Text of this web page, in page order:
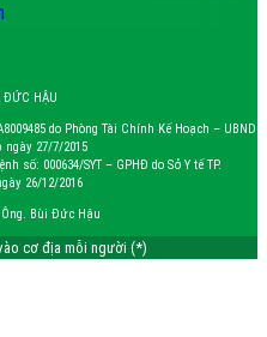
ĐỨC HẬU
do Phòng Tài Chính Kế Hoạch – UBND
ngày 27/7/2015
số: 000634/SYT – GPHĐ do Sở Y tế TP.
26/12/2016
Bùi Đức Hậu
cơ địa mỗi người (*)